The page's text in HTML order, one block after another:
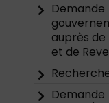
auprès de
et de